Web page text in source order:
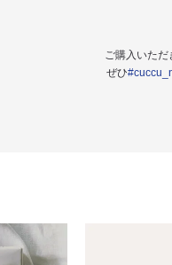
ご購入いた
ぜひ